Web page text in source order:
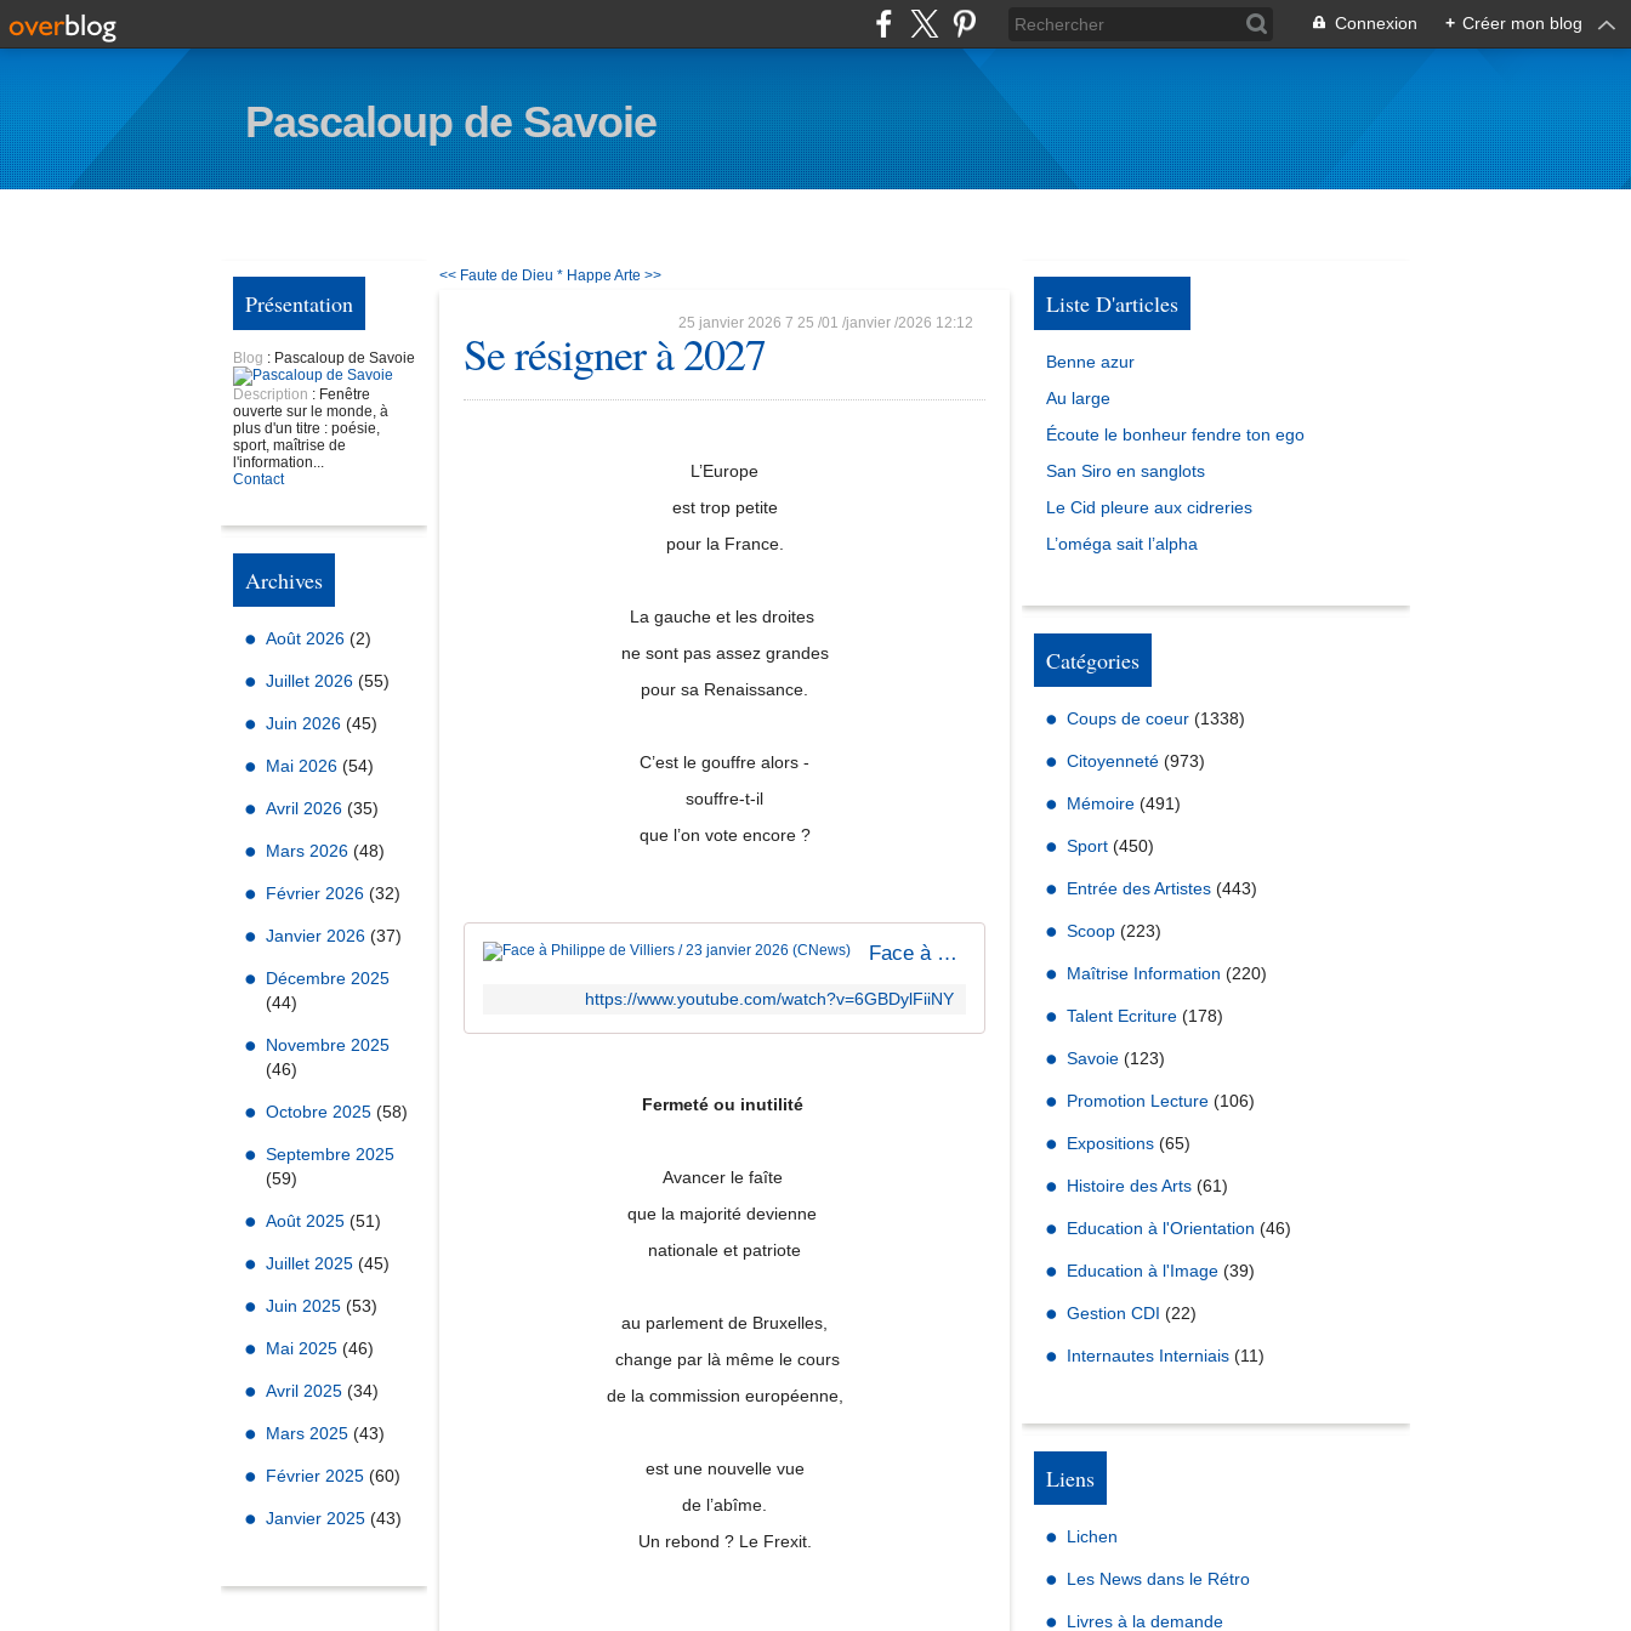
Connexion + Créer mon blog
Pascaloup de Savoie
Présentation
Blog : Pascaloup de Savoie
Description : Fenêtre
ouverte sur le monde, à
plus d'un titre : poésie,
sport, maîtrise de
l'information...
Contact
Archives
Août 2026 (2)
Juillet 2026 (55)
Juin 2026 (45)
Mai 2026 (54)
Avril 2026 (35)
Mars 2026 (48)
Février 2026 (32)
Janvier 2026 (37)
Décembre 2025
(44)
Novembre 2025
(46)
Octobre 2025 (58)
Septembre 2025
(59)
Août 2025 (51)
Juillet 2025 (45)
Juin 2025 (53)
Mai 2025 (46)
Avril 2025 (34)
Mars 2025 (43)
Février 2025 (60)
Janvier 2025 (43)
<< Faute de Dieu * Happe Arte >>
25 janvier 2026 7 25 /01 /janvier /2026 12:12
Se résigner à 2027
L’Europe
est trop petite
pour la France.
La gauche et les droites
ne sont pas assez grandes
pour sa Renaissance.
C’est le gouffre alors -
souffre-t-il
que l’on vote encore ?
Face à Philippe de Villiers / 23 janvier 2026 (CNews)
https://www.youtube.com/watch?v=6GBDylFiiNY
Fermeté ou inutilité
Avancer le faîte
que la majorité devienne
nationale et patriote
au parlement de Bruxelles,
change par là même le cours
de la commission européenne,
est une nouvelle vue
de l’abîme.
Un rebond ? Le Frexit.
Liste D'articles
Benne azur
Au large
Écoute le bonheur fendre ton ego
San Siro en sanglots
Le Cid pleure aux cidreries
L’oméga sait l’alpha
Catégories
Coups de coeur (1338)
Citoyenneté (973)
Mémoire (491)
Sport (450)
Entrée des Artistes (443)
Scoop (223)
Maîtrise Information (220)
Talent Ecriture (178)
Savoie (123)
Promotion Lecture (106)
Expositions (65)
Histoire des Arts (61)
Education à l'Orientation (46)
Education à l'Image (39)
Gestion CDI (22)
Internautes Interniais (11)
Liens
Lichen
Les News dans le Rétro
Livres à la demande